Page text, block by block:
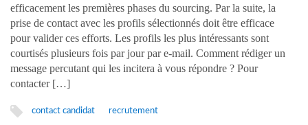
efficacement les premières phases du sourcing. Par la suite, la
prise de contact avec les profils sélectionnés doit être efficace
pour valider ces efforts. Les profils les plus intéressants sont
courtisés plusieurs fois par jour par e-mail. Comment rédiger un
message percutant qui les incitera à vous répondre ? Pour
contacter […]
contact candidat recrutement